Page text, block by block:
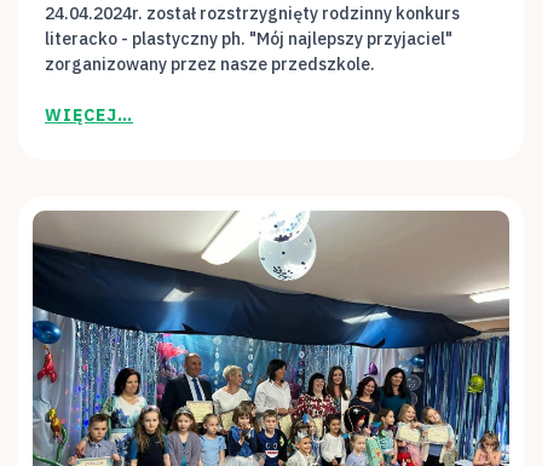
24.04.2024r. został rozstrzygnięty rodzinny konkurs
literacko - plastyczny ph. "Mój najlepszy przyjaciel"
zorganizowany przez nasze przedszkole.
WIĘCEJ…